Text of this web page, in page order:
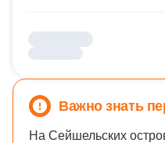
Важно знать
На Сейшельских